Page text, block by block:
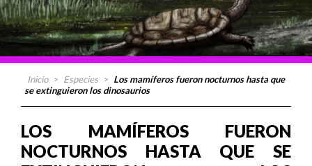
Inicio > Especies > Los mamíferos fueron nocturnos hasta que
se extinguieron los dinosaurios
LOS MAMÍFEROS FUERON
NOCTURNOS HASTA QUE SE